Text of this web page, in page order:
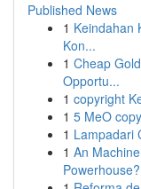
Published News
1 Keindahan
Kon...
1 Cheap
Opportu...
1 copyright
1 5 MeO
1 Lampadari
1 An
Powerhouse?